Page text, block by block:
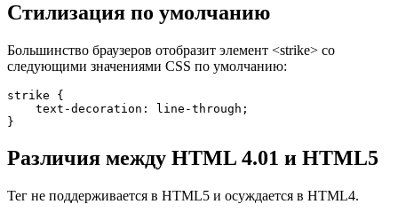
Стилизация по умолчанию
Большинство браузеров отобразит элемент <strike> со
следующими значениями CSS по умолчанию:
strike {
    text-decoration: line-through;
}
Различия между HTML 4.01 и HTML5
Тег не поддерживается в HTML5 и осуждается в HTML4.